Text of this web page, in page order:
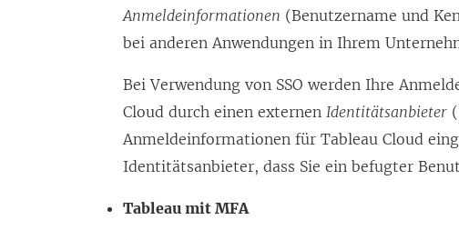
Anmeldeinformationen (Benutzername und
bei anderen Anwendungen in Ihrem
Bei Verwendung von SSO werden Ihre
Cloud durch einen externenIdentitätsanbieter
Anmeldeinformationen für Tableau Cloud
Identitätsanbieter, dass Sie ein befugter
Tableau mit MFA